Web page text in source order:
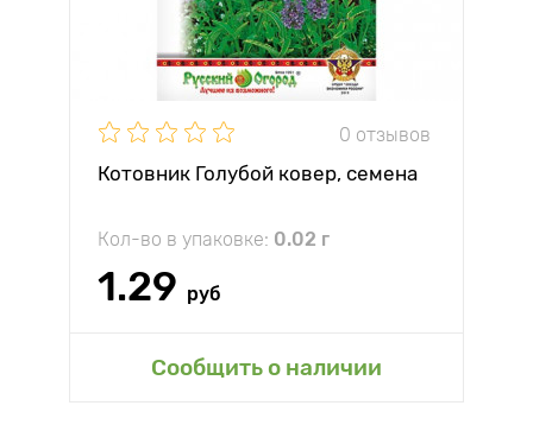
0 отзывов
Котовник Голубой ковер, семена
Кол-во в упаковке: 0.02 г
1.29 руб
Сообщить о наличии